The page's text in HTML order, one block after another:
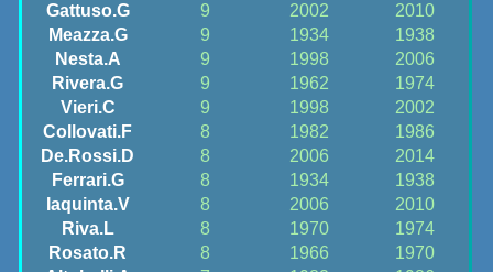
Gattuso.G
9 2002
2010
Meazza.G
9 1934
1938
Nesta.A
9 1998
2006
Rivera.G
9 1962
1974
Vieri.C
9 1998
2002
Collovati.F
8 1982
1986
De.Rossi.D
8 2006
2014
Ferrari.G
8 1934
1938
Iaquinta.V
8 2006
2010
Riva.L
8 1970
1974
Rosato.R
8 1966
1970